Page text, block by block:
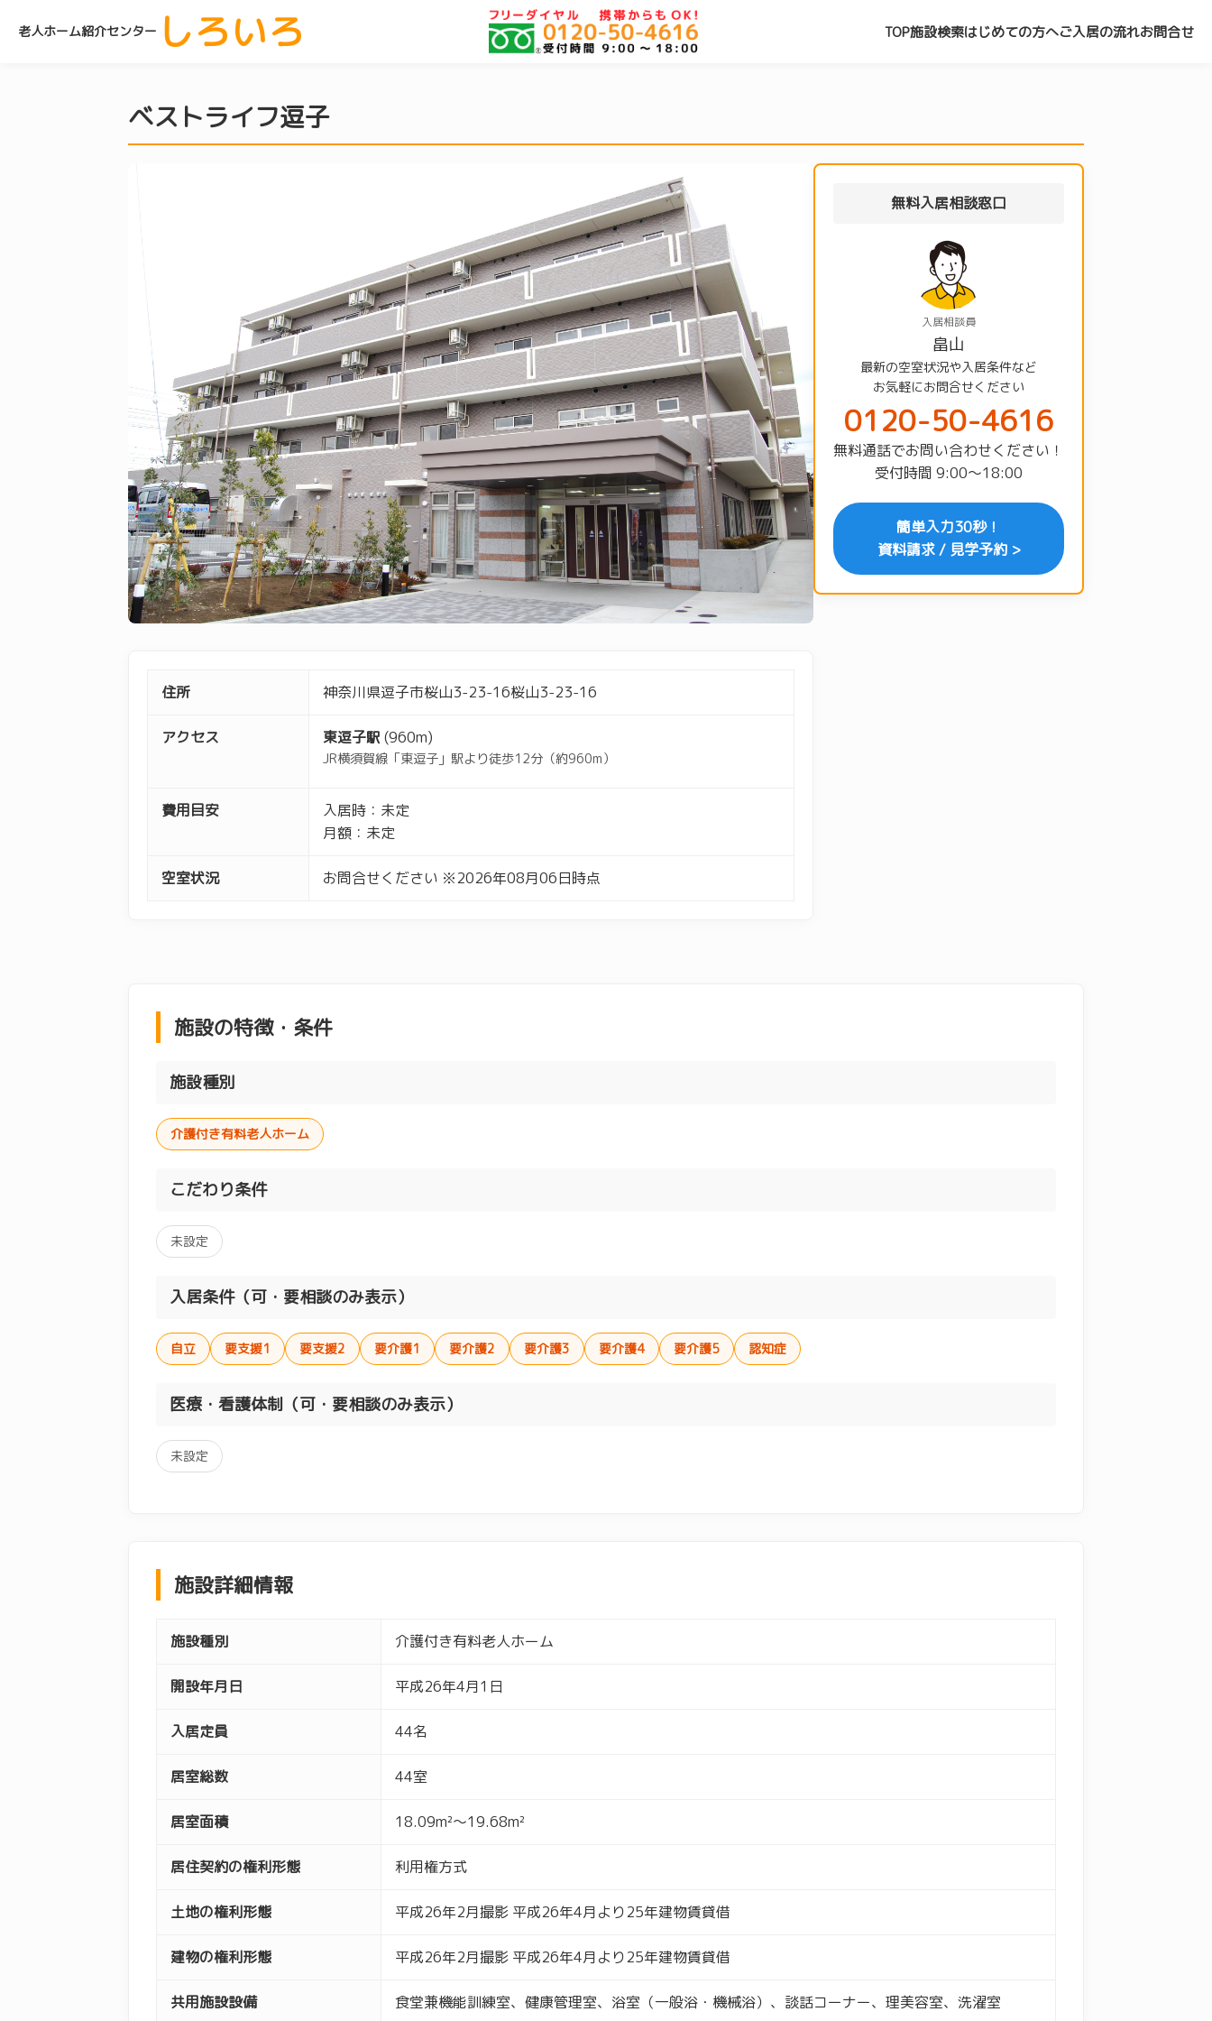
老人ホーム紹介センター しろいろ TOP施設検索はじめての方へご入居の流れお問合せ
ベストライフ逗子
住所 神奈川県逗子市桜山3-23-16桜山3-23-16
アクセス 東逗子駅 (960m)
JR横須賀線「東逗子」駅より徒歩12分（約960m）
費用目安
入居時：未定
月額：未定
空室状況 お問合せください ※2026年08月06日時点
無料入居相談窓口
入居相談員
畠山
最新の空室状況や入居条件など
お気軽にお問合せください
0120-50-4616
無料通話でお問い合わせください！
受付時間 9:00〜18:00
簡単入力30秒！
資料請求 / 見学予約 >
施設の特徴・条件
施設種別
介護付き有料老人ホーム
こだわり条件
未設定
入居条件（可・要相談のみ表示）
自立 要支援1 要支援2 要介護1 要介護2 要介護3 要介護4 要介護5 認知症
医療・看護体制（可・要相談のみ表示）
未設定
施設詳細情報
施設種別 介護付き有料老人ホーム
開設年月日 平成26年4月1日
入居定員 44名
居室総数 44室
居室面積 18.09m²～19.68m²
居住契約の権利形態 利用権方式
土地の権利形態 平成26年2月撮影 平成26年4月より25年建物賃貸借
建物の権利形態 平成26年2月撮影 平成26年4月より25年建物賃貸借
共用施設設備 食堂兼機能訓練室、健康管理室、浴室（一般浴・機械浴）、談話コーナー、理美容室、洗濯室